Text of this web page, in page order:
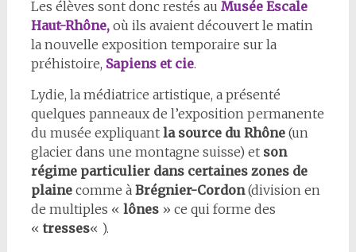
Les élèves sont donc restés au Musée Escale
Haut-Rhône,où ils avaient découvert le matin
la nouvelle exposition temporaire sur la
préhistoire, Sapiens et cie.
Lydie, la médiatrice artistique, a présenté
quelques panneaux de l’exposition permanente
du musée expliquant la source du Rhône(un
glacier dans une montagne suisse) et son
régime particulier dans certaines zones de
plainecomme à Brégnier-Cordon(division en
de multiples « lônes» ce qui forme des
«tresses« ).